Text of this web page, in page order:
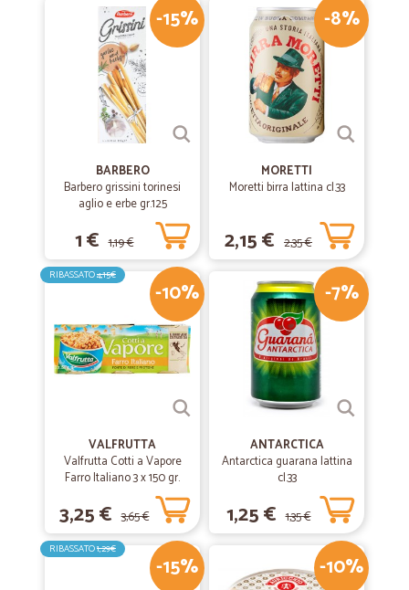
-15%
BARBERO
Barbero grissini torinesi
aglio e erbe gr.125
1 € 1,19 €
-8%
MORETTI
Moretti birra lattina cl.33
2,15 € 2,35 €
-10%
RIBASSATO4,15€
VALFRUTTA
Valfrutta Cotti a Vapore
Farro Italiano 3 x 150 gr.
3,25 € 3,65 €
-7%
ANTARCTICA
Antarctica guarana lattina
cl.33
1,25 € 1,35 €
-15%
RIBASSATO1,29€
-10%